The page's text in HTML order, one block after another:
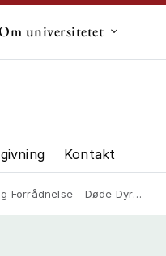
til "Innovation"
universitetet
Kontakt
Dyr i Dansk Naturforvaltning og EU’s Reguleringsjungle